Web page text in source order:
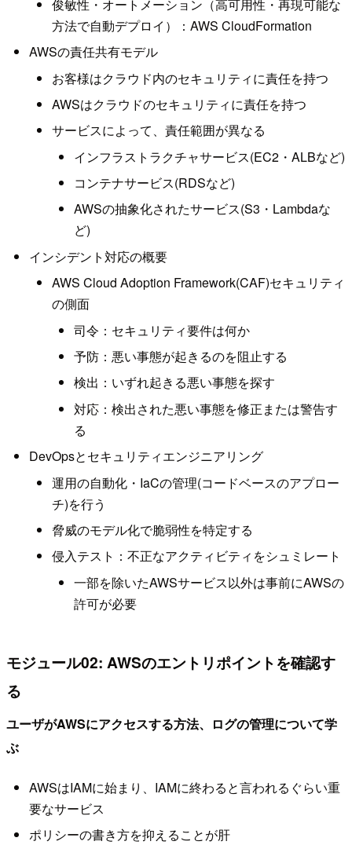
俊敏性・オートメーション（高可用性・再現可能な
方法で自動デプロイ）：AWS CloudFormation
AWSの責任共有モデル
お客様はクラウド内のセキュリティに責任を持つ
AWSはクラウドのセキュリティに責任を持つ
サービスによって、責任範囲が異なる
インフラストラクチャサービス(EC2・ALBなど)
コンテナサービス(RDSなど)
AWSの抽象化されたサービス(S3・Lambdaな
ど)
インシデント対応の概要
AWS Cloud Adoption Framework(CAF)セキュリティ
の側面
司令：セキュリティ要件は何か
予防：悪い事態が起きるのを阻止する
検出：いずれ起きる悪い事態を探す
対応：検出された悪い事態を修正または警告す
る
DevOpsとセキュリティエンジニアリング
運用の自動化・IaCの管理(コードベースのアプロー
チ)を行う
脅威のモデル化で脆弱性を特定する
侵入テスト：不正なアクティビティをシュミレート
一部を除いたAWSサービス以外は事前にAWSの
許可が必要
モジュール02: AWSのエントリポイントを確認す
る
ユーザがAWSにアクセスする方法、ログの管理について学
ぶ
AWSはIAMに始まり、IAMに終わると言われるぐらい重
要なサービス
ポリシーの書き方を抑えることが肝